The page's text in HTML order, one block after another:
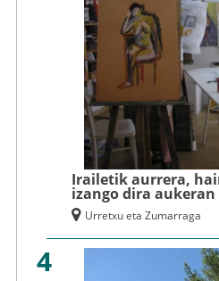
Irailetik aurrera,
izango dira
Urretxu eta Zumarraga
4